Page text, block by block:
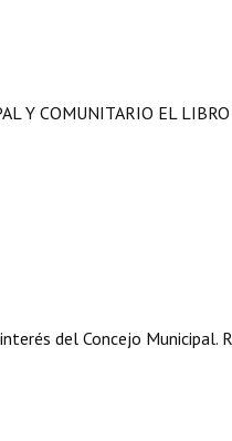
Y COMUNITARIO EL
del Concejo Municipal.